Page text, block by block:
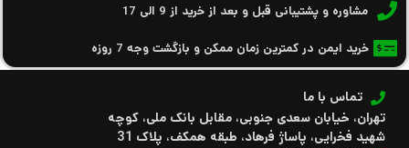
مشاوره و پشتیبانی قبل و بعد از خرید از 9 الی 17
خرید ایمن در کمترین زمان ممکن و بازگشت وجه 7 روزه
تماس با ما
تهران، خیابان سعدی جنوبی، مقابل بانک ملی، کوچه
شهید فخرایی، پاساژ فرهاد، طبقه همکف، پلاک 31